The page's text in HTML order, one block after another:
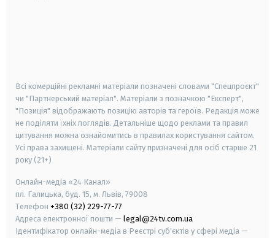
Всі комерційні рекламні матеріали позначені словами "Спецпроєкт"
чи "Партнерський матеріал". Матеріали з позначкою "Експерт",
"Позиція" відображають позицію авторів та героїв. Редакція може
не поділяти їхніх поглядів. Детальніше щодо реклами та правил
цитування можна ознайомитись в правилах користування сайтом.
Усі права захищені. Матеріали сайту призначені для осіб старше 21
року (21+)
Онлайн-медіа «24 Канал»
пл. Галицька, буд. 15, м. Львів, 79008
Телефон +380 (32) 229-77-77
Адреса електронної пошти — legal@24tv.com.ua
Ідентифікатор онлайн-медіа в Реєстрі суб'єктів у сфері медіа —